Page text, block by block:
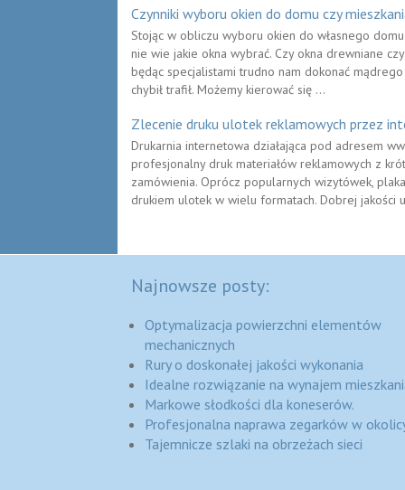
Czynniki wyboru okien do domu czy
Stojąc w obliczu wyboru okien do własnego
nie wie jakie okna wybrać. Czy okna drewniane
będąc specjalistami trudno nam dokonać
chybił trafił. Możemy kierować się ...
Zlecenie druku ulotek reklamowych przez
Drukarnia internetowa działająca pod adresem
profesjonalny druk materiałów reklamowych z
zamówienia. Oprócz popularnych wizytówek,
drukiem ulotek w wielu formatach. Dobrej jakości
Najnowsze posty:
Optymalizacja powierzchni elementów
mechanicznych
Rury o doskonałej jakości wykonania
Idealne rozwiązanie na wynajem
Markowe słodkości dla koneserów.
Profesjonalna naprawa zegarków w
Tajemnicze szlaki na obrzeżach sieci